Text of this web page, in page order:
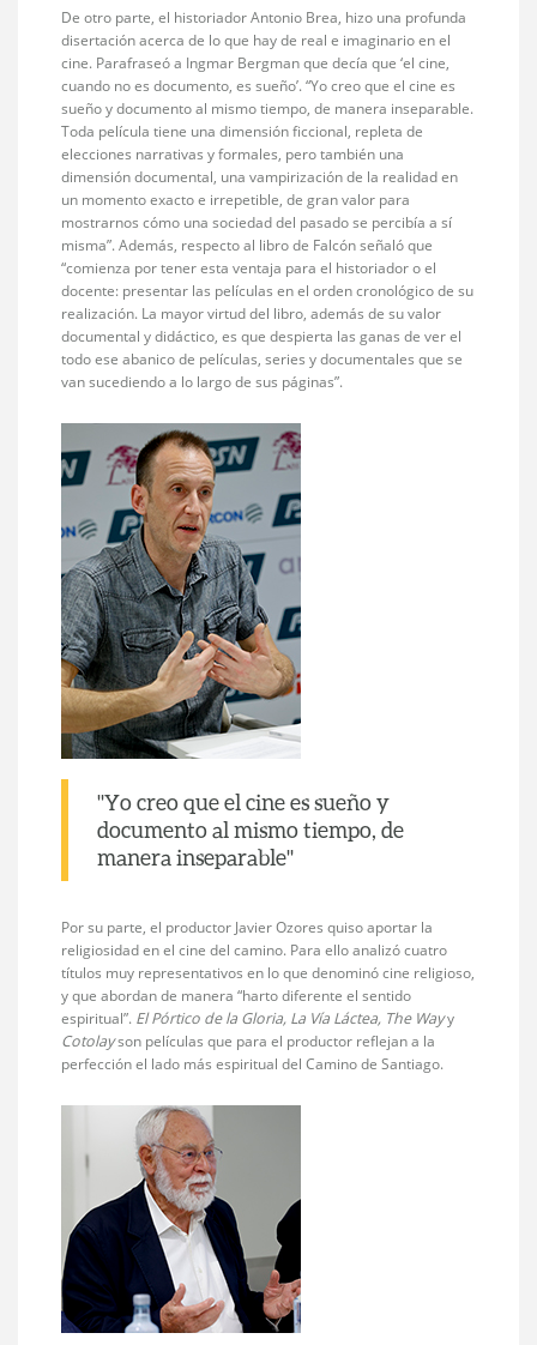
De otro parte, el historiador Antonio Brea, hizo una profunda
disertación acerca de lo que hay de real e imaginario en el
cine. Parafraseó a Ingmar Bergman que decía que ‘el cine,
cuando no es documento, es sueño’. “Yo creo que el cine es
sueño y documento al mismo tiempo, de manera inseparable.
Toda película tiene una dimensión ficcional, repleta de
elecciones narrativas y formales, pero también una
dimensión documental, una vampirización de la realidad en
un momento exacto e irrepetible, de gran valor para
mostrarnos cómo una sociedad del pasado se percibía a sí
misma”. Además, respecto al libro de Falcón señaló que
“comienza por tener esta ventaja para el historiador o el
docente: presentar las películas en el orden cronológico de su
realización. La mayor virtud del libro, además de su valor
documental y didáctico, es que despierta las ganas de ver el
todo ese abanico de películas, series y documentales que se
van sucediendo a lo largo de sus páginas”.
"Yo creo que el cine es sueño y
documento al mismo tiempo, de
manera inseparable"
Por su parte, el productor Javier Ozores quiso aportar la
religiosidad en el cine del camino. Para ello analizó cuatro
títulos muy representativos en lo que denominó cine religioso,
y que abordan de manera “harto diferente el sentido
espiritual”. El Pórtico de la Gloria, La Vía Láctea, The Wayy
Cotolayson películas que para el productor reflejan a la
perfección el lado más espiritual del Camino de Santiago.